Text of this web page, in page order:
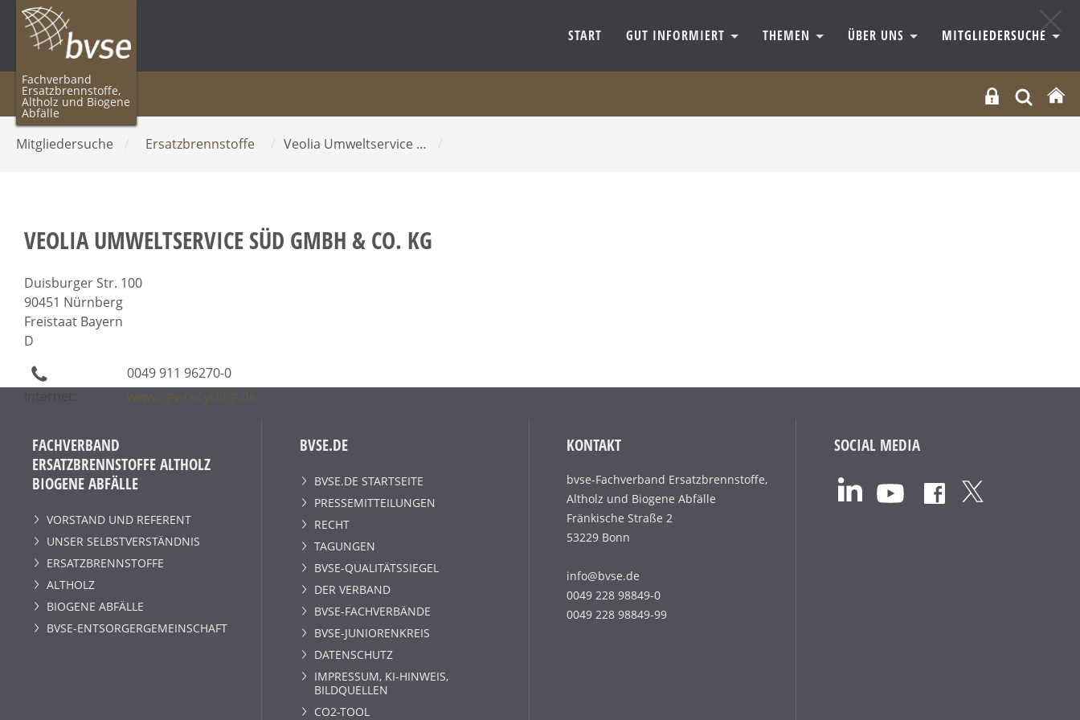
Fachverband
Ersatzbrennstoffe,
Altholz und Biogene
Abfälle
START GUT INFORMIERT THEMEN ÜBER UNS MITGLIEDERSUCHE
Mitgliedersuche / Ersatzbrennstoffe / Veolia Umweltservice … /
VEOLIA UMWELTSERVICE SÜD GMBH & CO. KG
Duisburger Str. 100
90451 Nürnberg
Freistaat Bayern
D
0049 911 96270-0
www.ngv-recycling.de
FACHVERBAND
ERSATZBRENNSTOFFE ALTHOLZ
BIOGENE ABFÄLLE
VORSTAND UND REFERENT
UNSER SELBSTVERSTÄNDNIS
ERSATZBRENNSTOFFE
ALTHOLZ
BIOGENE ABFÄLLE
BVSE-ENTSORGERGEMEINSCHAFT
BVSE.DE
BVSE.DE STARTSEITE
PRESSEMITTEILUNGEN
RECHT
TAGUNGEN
BVSE-QUALITÄTSSIEGEL
DER VERBAND
BVSE-FACHVERBÄNDE
BVSE-JUNIORENKREIS
DATENSCHUTZ
IMPRESSUM, KI-HINWEIS,
BILDQUELLEN
CO2-TOOL
KONTAKT
bvse-Fachverband Ersatzbrennstoffe,
Altholz und Biogene Abfälle
Fränkische Straße 2
53229 Bonn
info@bvse.de
0049 228 98849-0
0049 228 98849-99
SOCIAL MEDIA